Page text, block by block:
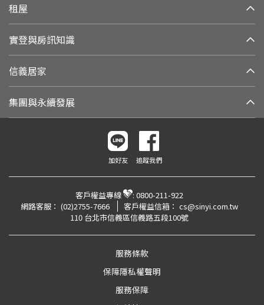
租屋
實登與房訊知識
信義居家
集團與永續發展
加好友 追蹤我們
客戶權益專線 : 0800-211-922
網路客服： (02)2755-7666 客戶權益信箱： cs@sinyi.com.tw
110 台北市信義區信義路五段100號
服務條款
保障隱私權聲明
服務保障